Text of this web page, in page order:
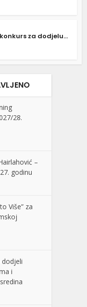
za dodjelu...
28.
–
godinu
Više” za
i